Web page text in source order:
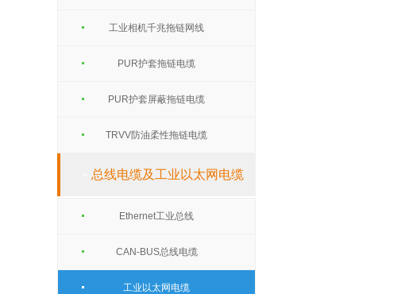
工业相机千兆拖链网线
PUR护套拖链电缆
PUR护套屏蔽拖链电缆
TRVV防油柔性拖链电缆
总线电缆及工业以太网电缆
Ethernet工业总线
CAN-BUS总线电缆
工业以太网电缆